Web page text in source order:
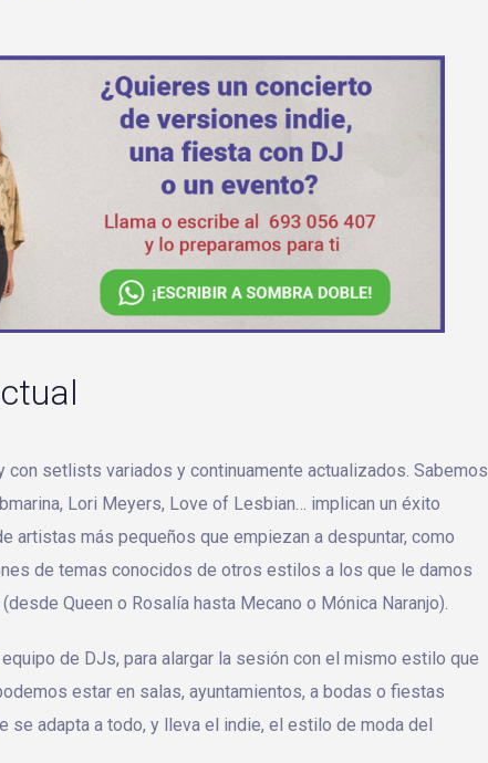
setlists variados y continuamente actualizados. Sabemos
Lori Meyers, Love of Lesbian… implican un éxito
artistas más pequeños que empiezan a despuntar, como
de temas conocidos de otros estilos a los que le damos
Queen o Rosalía hasta Mecano o Mónica Naranjo).
de DJs, para alargar la sesión con el mismo estilo que
estar en salas, ayuntamientos, a bodas o fiestas
se adapta a todo, y lleva el indie, el estilo de moda del